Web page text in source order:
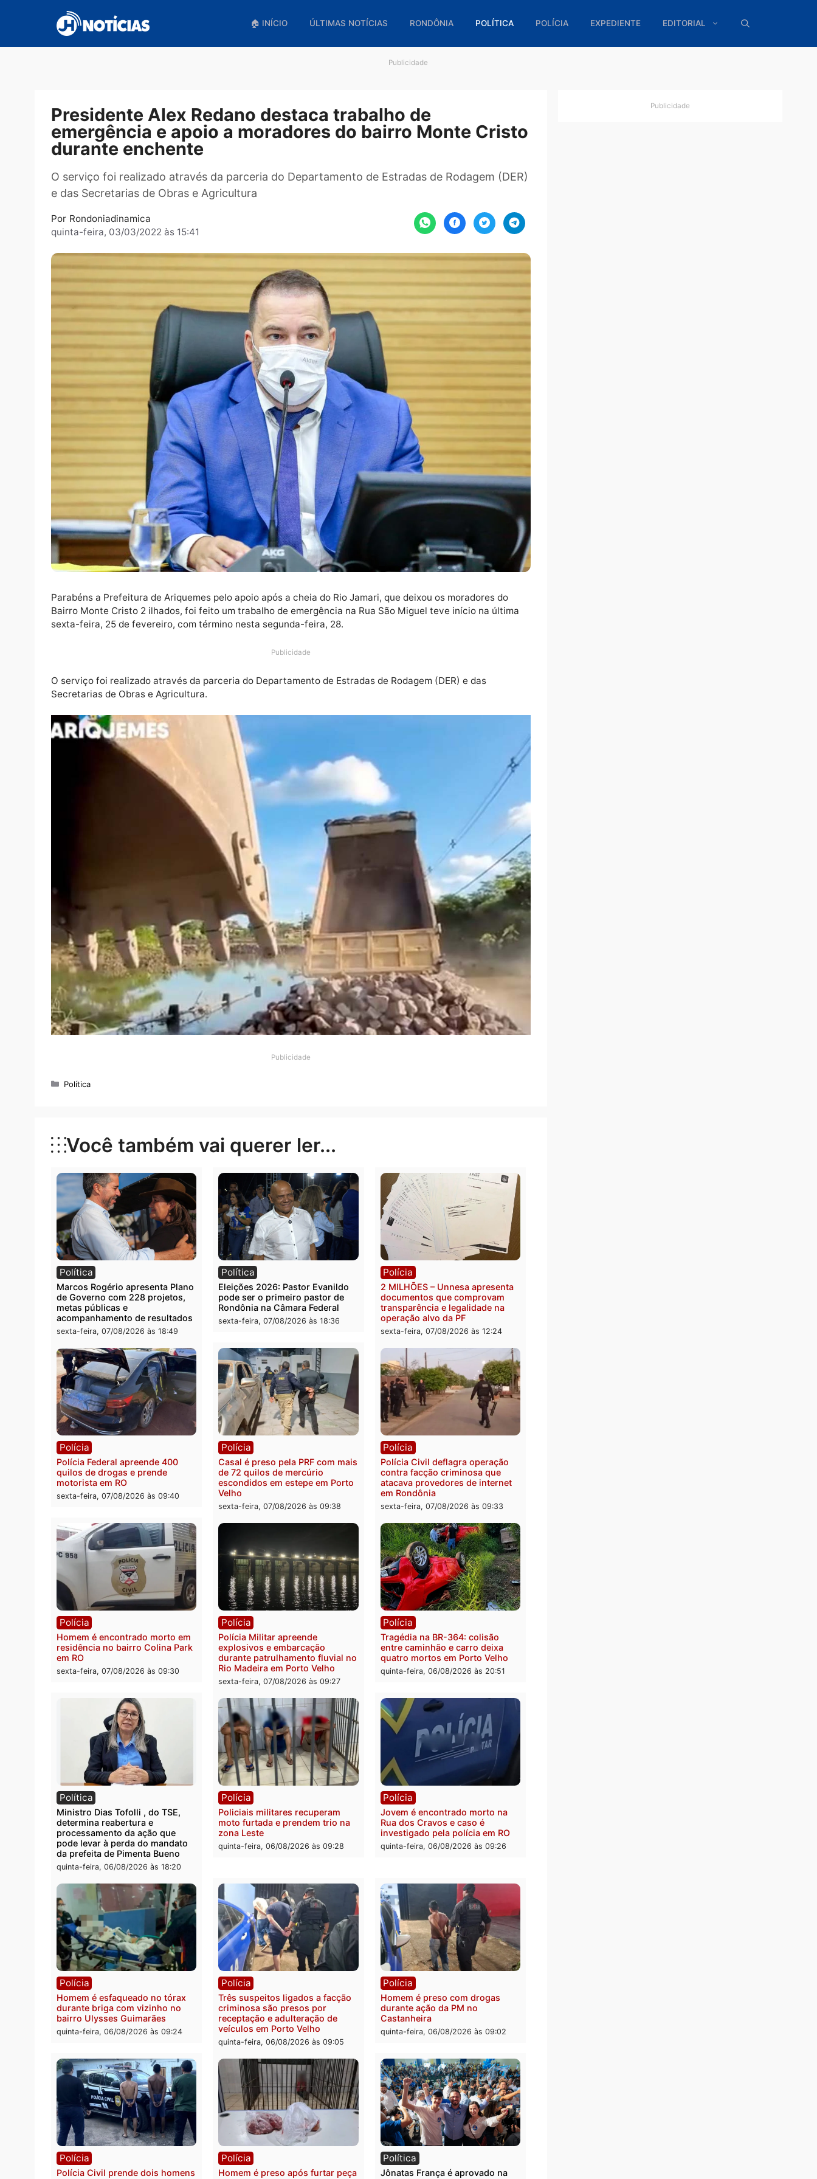
conteúdo
🏠 INÍCIO ÚLTIMAS NOTÍCIAS RONDÔNIA POLÍTICA POLÍCIA EXPEDIENTE EDITORIAL
Presidente Alex Redano destaca trabalho de
emergência e apoio a moradores do bairro Monte Cristo
O serviço foi realizado através da parceria do Departamento de Estradas de Rodagem (DER)
e das Secretarias de Obras e Agricultura
quinta-feira, 03/03/2022 às 15:41
Bairro Monte Cristo 2 ilhados, foi feito um trabalho de emergência na Rua São Miguel teve início na última
sexta-feira, 25 de fevereiro, com término nesta segunda-feira, 28.
O serviço foi realizado através da parceria do Departamento de Estradas de Rodagem (DER) e das
Secretarias de Obras e Agricultura.
Publicidade
Categorias
Política
Você também vai querer ler...
Política
Marcos Rogério apresenta Plano
de Governo com 228 projetos,
metas públicas e
acompanhamento de resultados
sexta-feira, 07/08/2026 às 18:49
Política
Eleições 2026: Pastor Evanildo
pode ser o primeiro pastor de
Rondônia na Câmara Federal
sexta-feira, 07/08/2026 às 18:36
Polícia
2 MILHÕES – Unnesa apresenta
operação alvo da PF
sexta-feira, 07/08/2026 às 12:24
Polícia
Polícia Federal apreende 400
quilos de drogas e prende
motorista em RO
sexta-feira, 07/08/2026 às 09:40
Polícia
Casal é preso pela PRF com mais
de 72 quilos de mercúrio
escondidos em estepe em Porto
Velho
sexta-feira, 07/08/2026 às 09:38
Polícia
contra facção criminosa que
atacava provedores de internet
em Rondônia
sexta-feira, 07/08/2026 às 09:33
Polícia
Homem é encontrado morto em
residência no bairro Colina Park
em RO
sexta-feira, 07/08/2026 às 09:30
Polícia
Polícia Militar apreende
explosivos e embarcação
durante patrulhamento fluvial no
Rio Madeira em Porto Velho
Tragédia na BR-364: colisão
entre caminhão e carro deixa
quatro mortos em Porto Velho
Política
Ministro Dias Tofolli , do TSE,
determina reabertura e
processamento da ação que
da prefeita de Pimenta Bueno
quinta-feira, 06/08/2026 às 18:20
Polícia
Policiais militares recuperam
moto furtada e prendem trio na
zona Leste
Polícia
Jovem é encontrado morto na
Rua dos Cravos e caso é
investigado pela polícia em RO